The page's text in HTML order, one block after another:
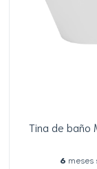
Tina de baño
6 meses